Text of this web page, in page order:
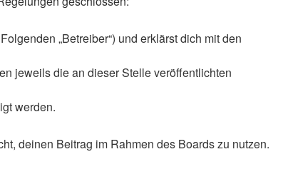
„Betreiber“) und erklärst dich mit den
jeweils die an dieser Stelle veröffentlichten
werden.
deinen Beitrag im Rahmen des Boards zu nutzen.